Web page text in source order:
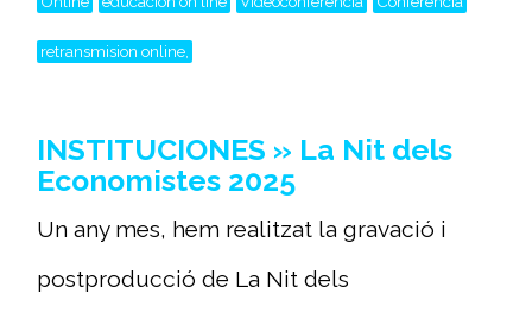
retransmision online,
INSTITUCIONES » La Nit dels
Economistes 2025
Un any mes, hem realitzat la gravació i
postproducció de La Nit dels